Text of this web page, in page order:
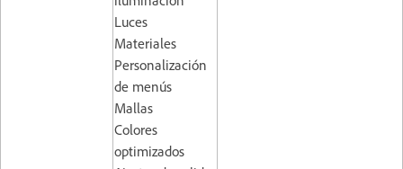
Luces
Materiales
Personalización
de menús
Mallas
Colores
optimizados